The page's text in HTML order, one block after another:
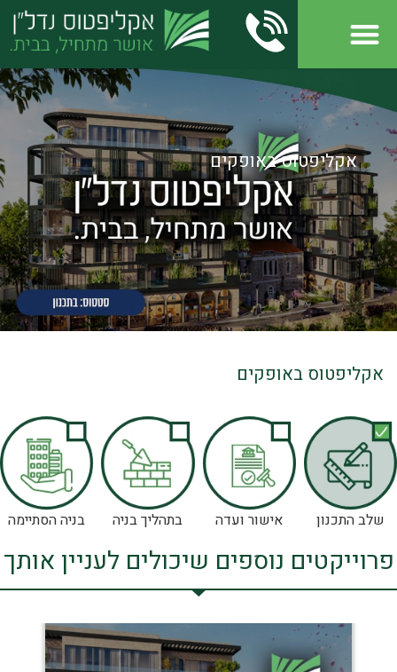
אקליפטוס באופקים
אקליפטוס באופקים
שלב התכנון אישור ועדה בתהליך בניה בניה הסתיימה
פרוייקטים נוספים שיכולים לעניין אותך